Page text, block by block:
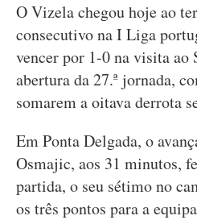
O Vizela chegou hoje ao
consecutivo na I Liga
vencer por 1-0 na visita ao
abertura da 27.ª jornada,
somarem a oitava derrota
Em Ponta Delgada, o
Osmajic, aos 31 minutos,
partida, o seu sétimo no
os três pontos para a